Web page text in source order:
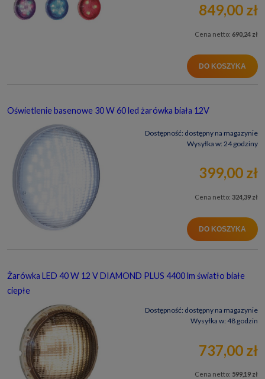
849,00 zł
Cena netto: 690,24 zł
DO KOSZYKA
Oświetlenie basenowe 30 W 60 led żarówka biała 12V
Dostępność: dostępny na magazynie
Wysyłka w: 24 godziny
399,00 zł
Cena netto: 324,39 zł
DO KOSZYKA
Żarówka LED 40 W 12 V DIAMOND PLUS 4400 lm światło białe
ciepłe
Dostępność: dostępny na magazynie
Wysyłka w: 48 godzin
737,00 zł
Cena netto: 599,19 zł